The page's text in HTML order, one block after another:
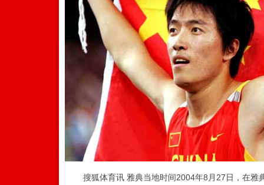
搜狐体育讯 雅典当地时间2004年8月27日，在雅